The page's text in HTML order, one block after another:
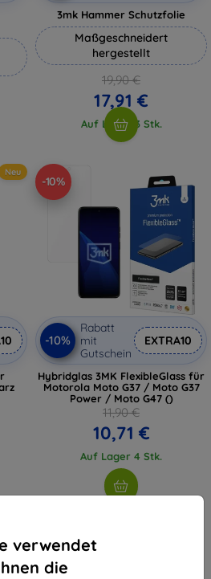
verwendet
die
3mk Hammer Schutzfolie
Maßgeschneidert
hergestellt
19,90 €
17,91 €
Auf Lager 3 Stk.
Neu
-10%
-10%
Rabatt
mit
Gutschein
EXTRA10
Hybridglas 3MK FlexibleGlass für
Motorola Moto G37 / Moto G37
Power / Moto G47 ()
11,90 €
10,71 €
Auf Lager 4 Stk.